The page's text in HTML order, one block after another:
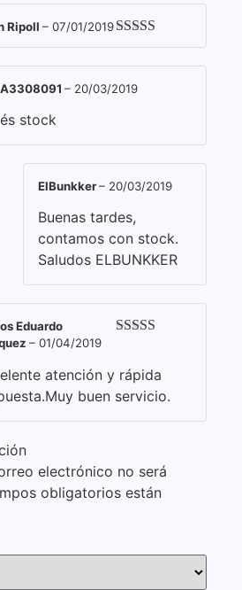
Valorado con
Ripoll – 07/01/2019
– 20/03/2019
stock
ElBunkker– 20/03/2019
Buenas tardes,
contamos con stock.
Saludos ELBUNKKER
Eduardo
– 01/04/2019
atención y rápida
buen servicio.
electrónico no será
obligatorios están